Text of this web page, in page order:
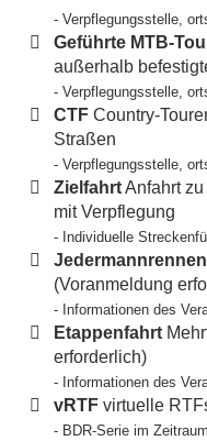
- Verpflegungsstelle,
Geführte MTB-
außerhalb
- Verpflegungsstelle,
CTF Country-
Straßen
- Verpflegungsstelle,
ZielfahrtAnfahrt
mit Verpflegung
- Individuelle
Jedermannrennen
(Voranmeldung
- Informationen des
Etappenfahrt
erforderlich)
- Informationen des
vRTF virtuelle
- BDR-Serie im